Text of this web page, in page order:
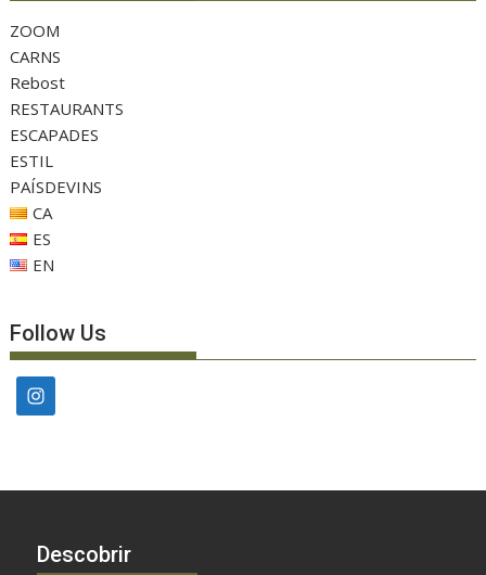
ZOOM
CARNS
Rebost
RESTAURANTS
ESCAPADES
ESTIL
PAÍSDEVINS
CA
ES
EN
Follow Us
Descobrir